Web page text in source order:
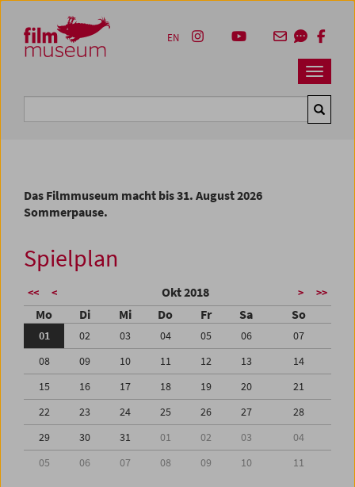
Zum Inhalt
Zum Hauptmenü
Zur Servicenavigation
Zum Suche
Navbar
EN
Das Filmmuseum macht bis 31. August 2026
Sommerpause.
Spielplan
<< < Okt 2018 > >>
Mo Di Mi Do Fr Sa So
01 02 03 04 05 06
07
08
09 10 11 12 13
14
15
16 17 18 19 20
21
22
23 24 25 26 27
28
29
30 31 01 02 03
04
05
06 07 08 09 10 11